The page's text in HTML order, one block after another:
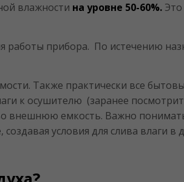
влажности на уровне 50-60%.
работы прибора. По истечению
Также практически все
к осушителю (заранее
внешнюю емкость. Важно
условия для слива влаги в